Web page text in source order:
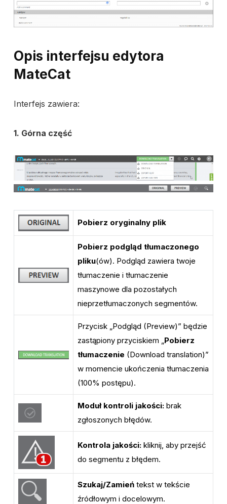
Opis interfejsu edytora
MateCat
Interfejs zawiera:
1. Górna część
Pobierz oryginalny plik
Pobierz podgląd tłumaczonego
pliku(ów). Podgląd zawiera twoje
tłumaczenie i tłumaczenie
maszynowe dla pozostałych
nieprzetłumaczonych segmentów.
Przycisk „Podgląd (Preview)” będzie
zastąpiony przyciskiem „ Pobierz
tłumaczenie (Download translation)”
w momencie ukończenia tłumaczenia
(100% postępu).
Moduł kontroli jakości: brak
zgłoszonych błędów.
Kontrola jakości: kliknij, aby przejść
do segmentu z błędem.
Szukaj/Zamień tekst w tekście
źródłowym i docelowym.